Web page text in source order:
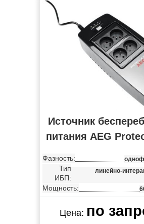
Источник
питания AEG
Фазность:
Тип
ИБП:
линейно-
Мощность:
Цена: по